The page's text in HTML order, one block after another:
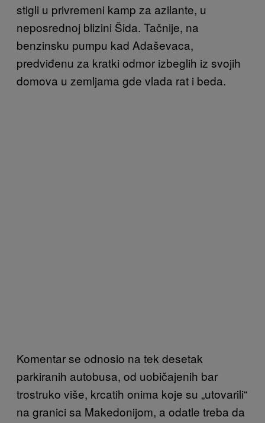
stigli u privremeni kamp za azilante, u
neposrednoj blizini Šida. Tačnije, na
benzinsku pumpu kad Adaševaca,
predviđenu za kratki odmor izbeglih iz svojih
domova u zemljama gde vlada rat i beda.
Komentar se odnosio na tek desetak
parkiranih autobusa, od uobičajenih bar
trostruko više, krcatih onima koje su „utovarili“
na granici sa Makedonijom, a odatle treba da